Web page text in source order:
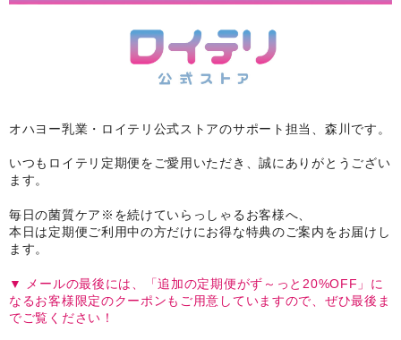
オハヨー乳業・ロイテリ公式ストアのサポート担当、森川です。
いつもロイテリ定期便をご愛用いただき、誠にありがとうござい
ます。
毎日の菌質ケア※を続けていらっしゃるお客様へ、
本日は定期便ご利用中の方だけにお得な特典のご案内をお届けし
ます。
▼ メールの最後には、「追加の定期便がず～っと20%OFF」に
なるお客様限定のクーポンもご用意していますので、ぜひ最後ま
でご覧ください！